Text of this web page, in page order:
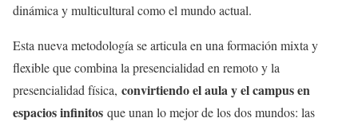
dinámica y multicultural como el mundo actual.
Esta nueva metodología se articula en una formación mixta y
flexible que combina la presencialidad en remoto y la
presencialidad física, convirtiendo el aula y el campus en
espacios infinitos que unan lo mejor de los dos mundos: las